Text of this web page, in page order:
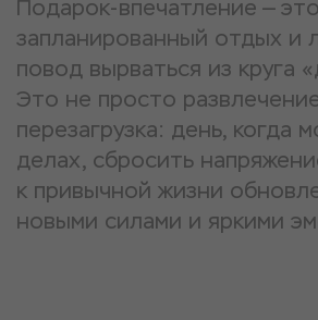
Подарок-впечатление — это
запланированный отдых и
повод вырваться из круга
Это не просто
перезагрузка: день, когда
делах, сбросить
к привычной жизни
новыми силами и яркими